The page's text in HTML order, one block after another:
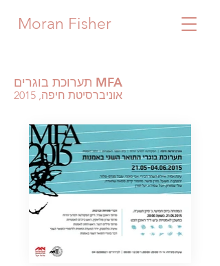
Moran Fisher
תערוכת בוגרים MFA
אוניברסיטת חיפה, 2015